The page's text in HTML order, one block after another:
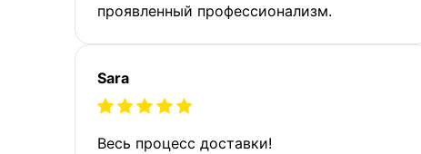
проявленный профессионализм.
Sara
Весь процесс доставки!